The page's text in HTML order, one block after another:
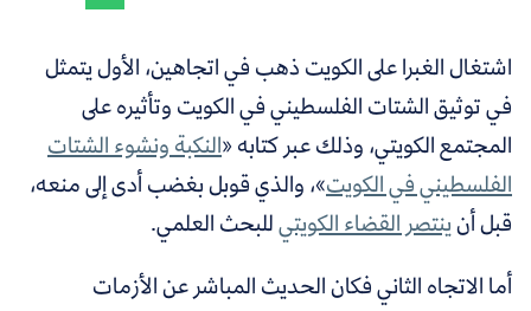
اشتغال الغبرا على الكويت ذهب في اتجاهين، الأول يتمثل
في توثيق الشتات الفلسطيني في الكويت وتأثيره على
المجتمع الكويتي، وذلك عبر كتابه «‫النكبة ونشوء الشتات
الفلسطيني في الكويت‬»، والذي قوبل بغضب أدى إلى منعه،
قبل أنينتصر القضاء الكويتيللبحث العلمي.
أما الاتجاه الثاني فكان الحديث المباشر عن الأزمات